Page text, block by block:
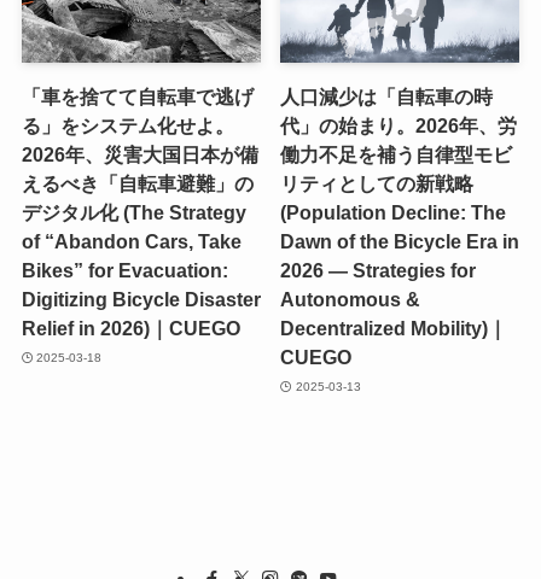
「車を捨てて自転車で逃げ
る」をシステム化せよ。
2026年、災害大国日本が備
えるべき「自転車避難」の
デジタル化 (The Strategy
of “Abandon Cars, Take
Bikes” for Evacuation:
Digitizing Bicycle Disaster
Relief in 2026)｜CUEGO
2025-03-18
人口減少は「自転車の時
代」の始まり。2026年、労
働力不足を補う自律型モビ
リティとしての新戦略
(Population Decline: The
Dawn of the Bicycle Era in
2026 — Strategies for
Autonomous &
Decentralized Mobility)｜
CUEGO
2025-03-13